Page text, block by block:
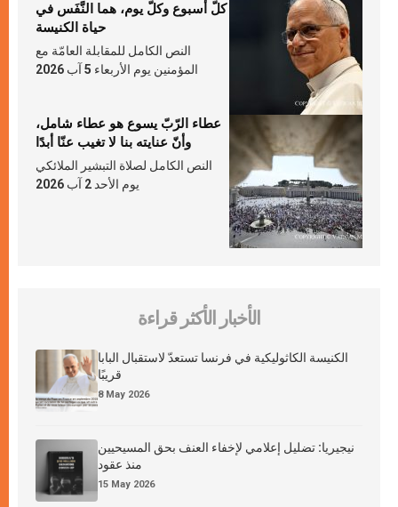
كلّ أسبوع وكلّ يوم، هما النَّفَس في
حياة الكنيسة
النص الكامل للمقابلة العامّة مع
المؤمنين يوم الأربعاء 5 آب 2026
عطاء الرّبّ يسوع هو عطاء شامل،
وأنّ عنايته بنا لا تغيب عنّا أبدًا
النص الكامل لصلاة التبشير الملائكي
يوم الأحد 2 آب 2026
الأخبار الأكثر قراءة
الكنيسة الكاثوليكية في فرنسا تستعدّ لاستقبال البابا
قريبًا
8 May 2026
نيجيريا: تضليل إعلامي لإخفاء العنف بحق المسيحيين
منذ عقود
15 May 2026